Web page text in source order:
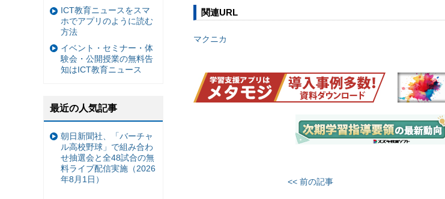
関連URL
マクニカ
<< 前の記事
ICT教育ニュースをスマ
ホでアプリのように読む
方法
イベント・セミナー・体
験会・公開授業の無料告
知はICT教育ニュース
最近の人気記事
朝日新聞社、「バーチャ
ル高校野球」で組み合わ
せ抽選会と全48試合の無
料ライブ配信実施（2026
年8月1日）